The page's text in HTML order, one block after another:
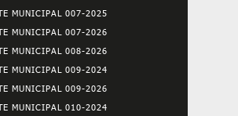
MUNICIPAL 007-2025
MUNICIPAL 007-2026
MUNICIPAL 008-2026
MUNICIPAL 009-2024
MUNICIPAL 009-2026
MUNICIPAL 010-2024